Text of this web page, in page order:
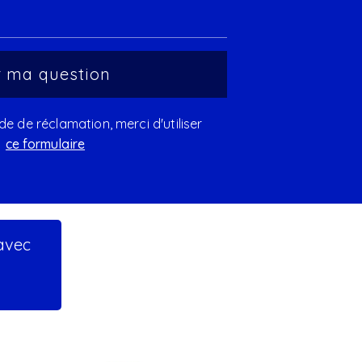
de réclamation, merci d'utiliser
ce formulaire